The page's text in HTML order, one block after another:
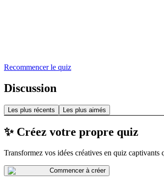
Recommencer le quiz
Discussion
Les plus récents Les plus aimés
✨ Créez votre propre quiz
Transformez vos idées créatives en quiz
Commencer à créer